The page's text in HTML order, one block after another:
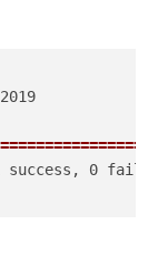
success, 0